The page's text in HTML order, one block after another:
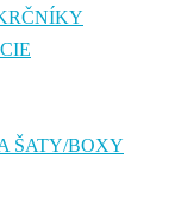
ŠATY/BOXY